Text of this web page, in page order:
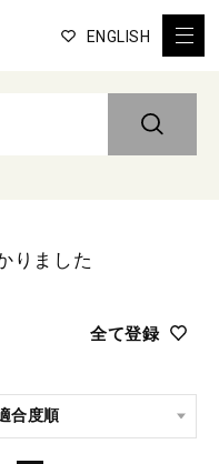
ENGLISH
全て登録
りました